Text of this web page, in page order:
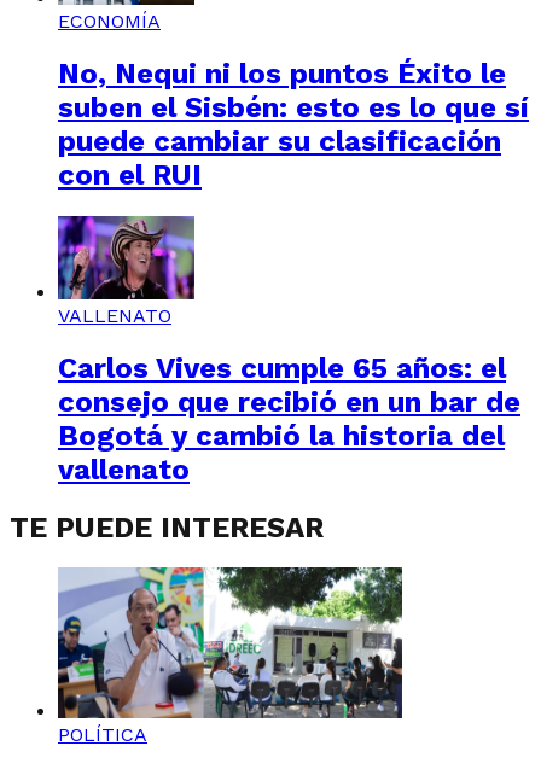
ECONOMÍA
No, Nequi ni los puntos Éxito le
suben el Sisbén: esto es lo que sí
puede cambiar su clasificación
con el RUI
VALLENATO
Carlos Vives cumple 65 años: el
consejo que recibió en un bar de
Bogotá y cambió la historia del
vallenato
TE PUEDE INTERESAR
POLÍTICA